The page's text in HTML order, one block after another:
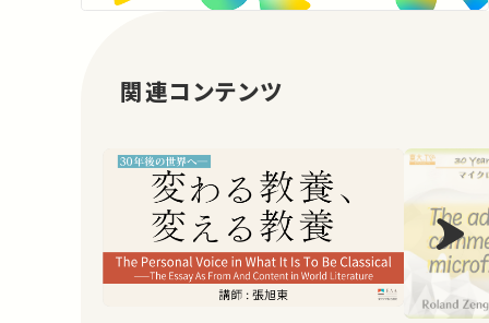
関連コンテンツ